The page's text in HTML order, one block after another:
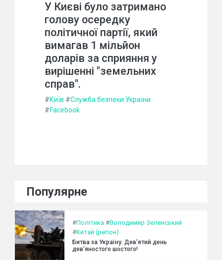
У Києві було затримано
голову осередку
політичної партії, який
вимагав 1 мільйон
доларів за сприяння у
вирішенні "земельних
справ".
#Київ #Служба безпеки України
#Facebook
Популярне
#Політика #Володимир Зеленський
#Китай (регіон)
Битва за Україну. Дев’ятий день
дев’яностого шостого!